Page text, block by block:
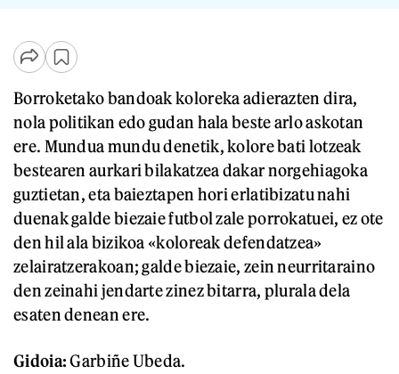
Borroketako bandoak koloreka adierazten dira,
nola politikan edo gudan hala beste arlo askotan
ere. Mundua mundu denetik, kolore bati lotzeak
bestearen aurkari bilakatzea dakar norgehiagoka
guztietan, eta baieztapen hori erlatibizatu nahi
duenak galde biezaie futbol zale porrokatuei, ez ote
den hil ala bizikoa «koloreak defendatzea»
zelairatzerakoan; galde biezaie, zein neurritaraino
den zeinahi jendarte zinez bitarra, plurala dela
esaten denean ere.
Gidoia:Garbiñe Ubeda.